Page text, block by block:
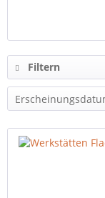
Filtern